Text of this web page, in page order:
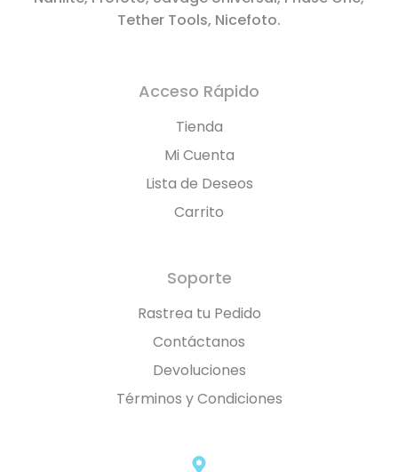
Tether Tools, Nicefoto.
Acceso Rápido
Tienda
Mi Cuenta
Lista de Deseos
Carrito
Soporte
Rastrea tu Pedido
Contáctanos
Devoluciones
Términos y Condiciones